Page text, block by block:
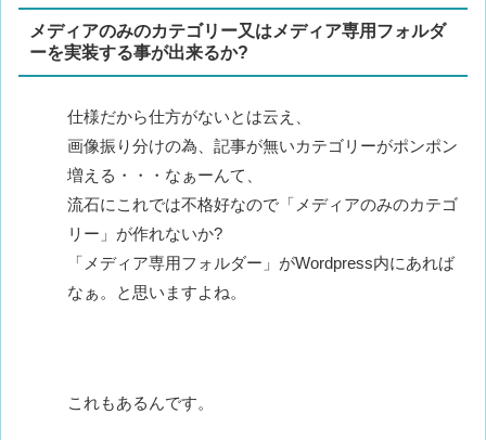
メディアのみのカテゴリー又はメディア専用フォルダ
ーを実装する事が出来るか?
仕様だから仕方がないとは云え、
画像振り分けの為、記事が無いカテゴリーがポンポン
増える・・・なぁーんて、
流石にこれでは不格好なので「メディアのみのカテゴ
リー」が作れないか?
「メディア専用フォルダー」がWordpress内にあれば
なぁ。と思いますよね。
これもあるんです。